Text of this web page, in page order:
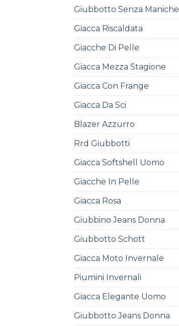
Giubbotto Senza Maniche
Giacca Riscaldata
Giacche Di Pelle
Giacca Mezza Stagione
Giacca Con Frange
Giacca Da Sci
Blazer Azzurro
Rrd Giubbotti
Giacca Softshell Uomo
Giacche In Pelle
Giacca Rosa
Giubbino Jeans Donna
Giubbotto Schott
Giacca Moto Invernale
Piumini Invernali
Giacca Elegante Uomo
Giubbotto Jeans Donna